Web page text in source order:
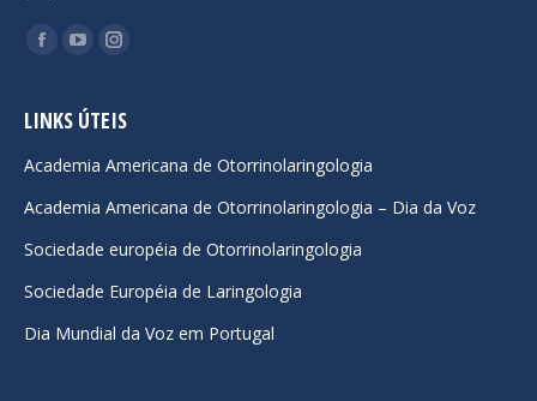
Encontre-nos em:
Facebook
opens
new
window
YouTube
opens
new
window
Instagram
opens
new
window
LINKS ÚTEIS
Academia Americana de Otorrinolaringologia
Academia Americana de Otorrinolaringologia – Dia da Voz
Sociedade européia de Otorrinolaringologia
Sociedade Européia de Laringologia
Dia Mundial da Voz em Portugal